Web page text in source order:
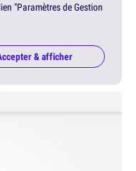
"Paramètres de Gestion
& afficher